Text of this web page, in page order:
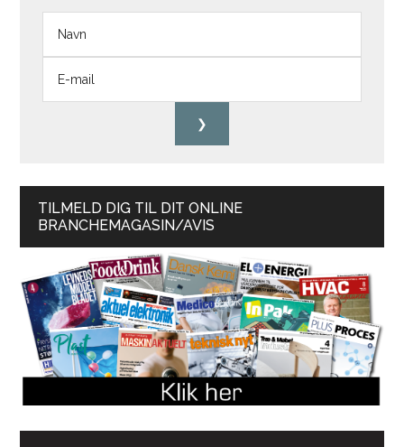
TILMELD DIG TIL DIT ONLINE
BRANCHEMAGASIN/AVIS